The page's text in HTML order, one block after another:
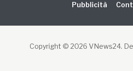
Pubblicità
Copyright © 2026 VNews24.